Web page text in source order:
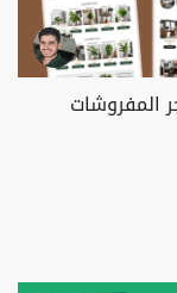
المفروشات